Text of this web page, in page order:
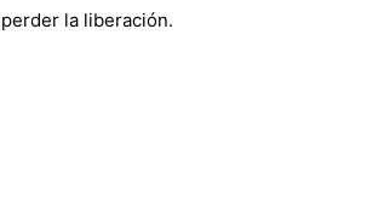
la liberación.